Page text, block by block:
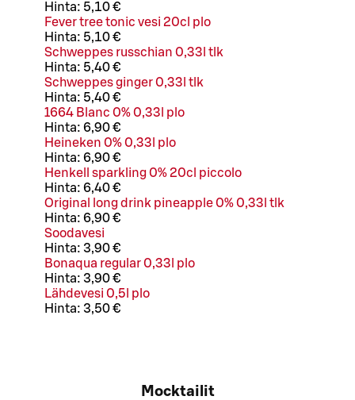
Hinta: 5,10 €
Fever tree tonic vesi 20cl plo
Hinta: 5,10 €
Schweppes russchian 0,33l tlk
Hinta: 5,40 €
Schweppes ginger 0,33l tlk
Hinta: 5,40 €
1664 Blanc 0% 0,33l plo
Hinta: 6,90 €
Heineken 0% 0,33l plo
Hinta: 6,90 €
Henkell sparkling 0% 20cl piccolo
Hinta: 6,40 €
Original long drink pineapple 0% 0,33l tlk
Hinta: 6,90 €
Soodavesi
Hinta: 3,90 €
Bonaqua regular 0,33l plo
Hinta: 3,90 €
Lähdevesi 0,5l plo
Hinta: 3,50 €
Mocktailit